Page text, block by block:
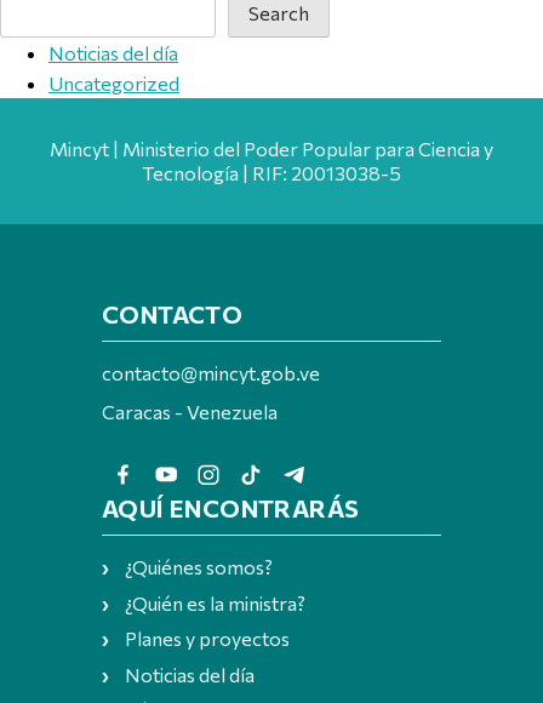
Search
Noticias del día
Uncategorized
Mincyt | Ministerio del Poder Popular para Ciencia y
Tecnología | RIF: 20013038-5
CONTACTO
contacto@mincyt.gob.ve
Caracas - Venezuela
AQUÍ ENCONTRARÁS
¿Quiénes somos?
¿Quién es la ministra?
Planes y proyectos
Noticias del día